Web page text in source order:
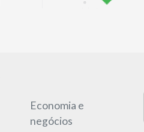
Economia e
negócios